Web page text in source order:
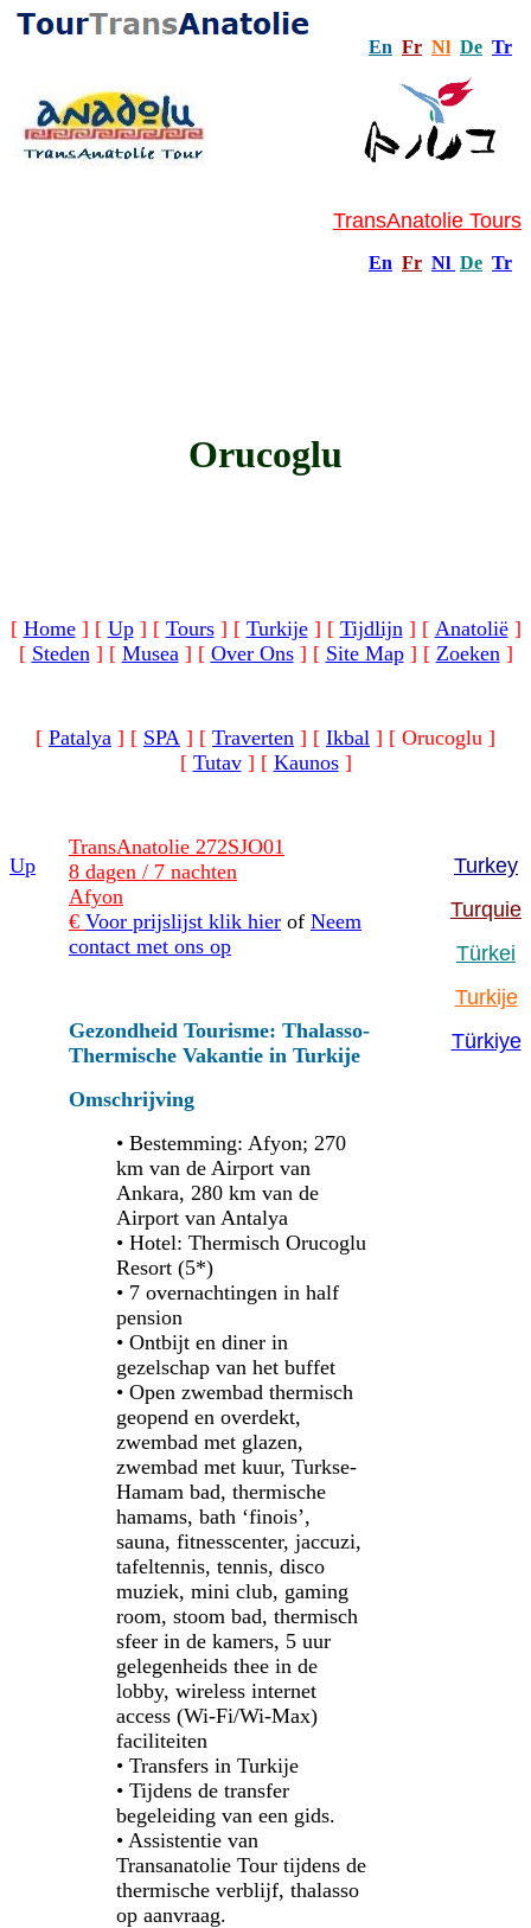
En Fr Nl De Tr
TransAnatolie Tours
En Fr Nl De Tr
Orucoglu
[ Home] [ Up] [ Tours] [ Turkije] [ Tijdlijn] [ Anatolië]
[ Steden] [ Musea] [ Over Ons] [ Site Map] [ Zoeken]
[ Patalya ] [ SPA ] [ Traverten ] [ Ikbal ] [ Orucoglu ]
[ Tutav] [ Kaunos]
Up
TransAnatolie 272SJO01
8 dagen / 7 nachten
Afyon
€ Voor prijslijst klik hier of Neem
contact met ons op
Gezondheid Tourisme: Thalasso-
Thermische Vakantie in Turkije
Omschrijving
• Bestemming: Afyon; 270
km van de Airport van
Ankara, 280 km van de
Airport van Antalya
• Hotel: Thermisch Orucoglu
Resort (5*)
• 7 overnachtingen in half
pension
• Ontbijt en diner in
gezelschap van het buffet
• Open zwembad thermisch
geopend en overdekt,
zwembad met glazen,
zwembad met kuur, Turkse-
Hamam bad, thermische
hamams, bath ‘finois’,
sauna, fitnesscenter, jaccuzi,
tafeltennis, tennis, disco
muziek, mini club, gaming
room, stoom bad, thermisch
sfeer in de kamers, 5 uur
gelegenheids thee in de
lobby, wireless internet
access (Wi-Fi/Wi-Max)
faciliteiten
• Transfers in Turkije
• Tijdens de transfer
begeleiding van een gids.
• Assistentie van
Transanatolie Tour tijdens de
thermische verblijf, thalasso
op aanvraag.
Turkey
Turquie
Türkei
Turkije
Türkiye